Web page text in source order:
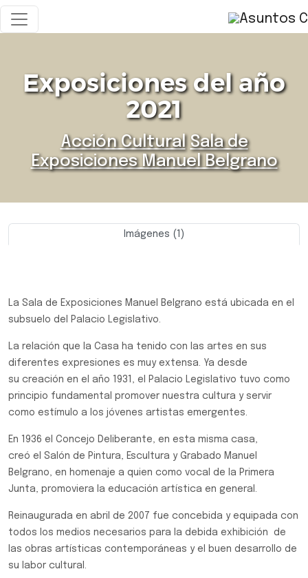
Exposiciones del año
2021
Acción Cultural Sala de
Exposiciones Manuel Belgrano
Imágenes (1)
La Sala de Exposiciones Manuel Belgrano está ubicada en el
subsuelo del Palacio Legislativo.
La relación que la Casa ha tenido con las artes en sus
diferentes expresiones es muy extensa. Ya desde
su creación en el año 1931, el Palacio Legislativo tuvo como
principio fundamental promover nuestra cultura y servir
como estímulo a los jóvenes artistas emergentes.
En 1936 el Concejo Deliberante, en esta misma casa,
creó el Salón de Pintura, Escultura y Grabado Manuel
Belgrano, en homenaje a quien como vocal de la Primera
Junta, promoviera la educación artística en general.
Reinaugurada en abril de 2007 fue concebida y equipada con
todos los medios necesarios para la debida exhibición de
las obras artísticas contemporáneas y el buen desarrollo de
su labor cultural.